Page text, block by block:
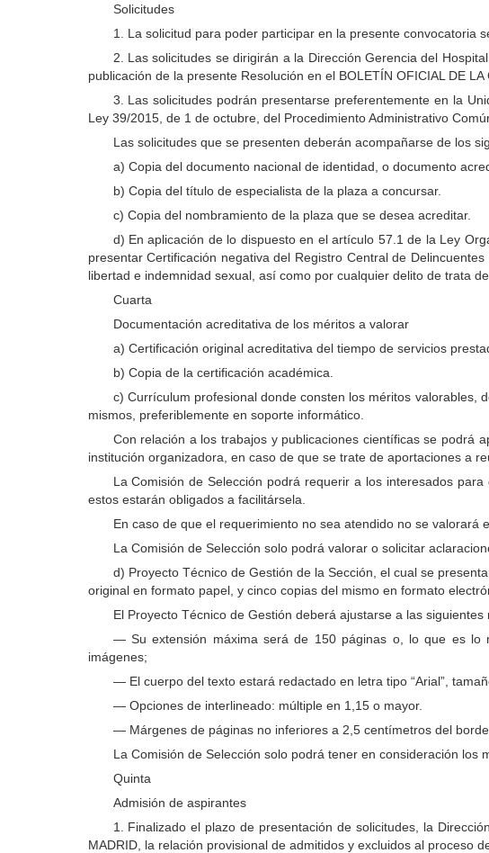
Solicitudes
1. La solicitud para poder participar en la presente convocatoria
2. Las solicitudes se dirigirán a la Dirección Gerencia del
publicación de la presente Resolución en el BOLETÍN OFICIAL DE LA
3. Las solicitudes podrán presentarse preferentemente en la
Ley 39/2015, de 1 de octubre, del Procedimiento Administrativo
Las solicitudes que se presenten deberán acompañarse de los
a) Copia del documento nacional de identidad, o documento
b) Copia del título de especialista de la plaza a concursar.
c) Copia del nombramiento de la plaza que se desea acreditar.
d) En aplicación de lo dispuesto en el artículo 57.1 de la Ley
presentar Certificación negativa del Registro Central de
libertad e indemnidad sexual, así como por cualquier delito de trata
Cuarta
Documentación acreditativa de los méritos a valorar
a) Certificación original acreditativa del tiempo de servicios
b) Copia de la certificación académica.
c) Currículum profesional donde consten los méritos valorables,
mismos, preferiblemente en soporte informático.
Con relación a los trabajos y publicaciones científicas se podrá
institución organizadora, en caso de que se trate de aportaciones a
La Comisión de Selección podrá requerir a los interesados
estos estarán obligados a facilitársela.
En caso de que el requerimiento no sea atendido no se valorará
La Comisión de Selección solo podrá valorar o solicitar
d) Proyecto Técnico de Gestión de la Sección, el cual se
original en formato papel, y cinco copias del mismo en formato
El Proyecto Técnico de Gestión deberá ajustarse a las siguientes
— Su extensión máxima será de 150 páginas o, lo que es lo
imágenes;
— El cuerpo del texto estará redactado en letra tipo “Arial”,
— Opciones de interlineado: múltiple en 1,15 o mayor.
— Márgenes de páginas no inferiores a 2,5 centímetros del
La Comisión de Selección solo podrá tener en consideración los
Quinta
Admisión de aspirantes
1. Finalizado el plazo de presentación de solicitudes, la
MADRID, la relación provisional de admitidos y excluidos al proceso